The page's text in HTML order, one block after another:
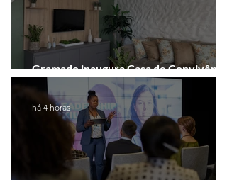
Gramado inaugura Casa de Convivência
dedicada às mulheres
há 4 horas